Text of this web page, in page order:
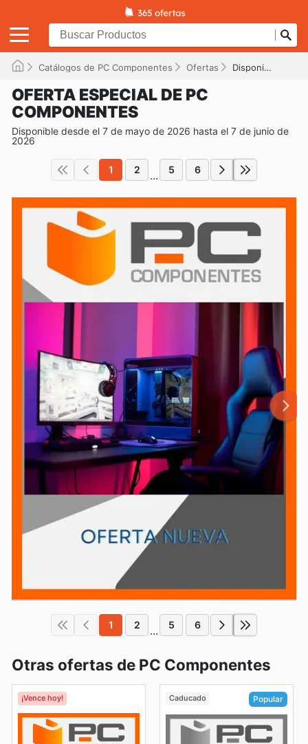
Catálogos de PC Componentes Ofertas Disponible hasta el 07/06/2026
OFERTA ESPECIAL DE PC
COMPONENTES
Disponible desde el 7 de mayo de 2026 hasta el 7 de junio de
2026
1 2 ... 5 6
1 2 ... 5 6
Otras ofertas de PC Componentes
¡Vence hoy! Caducado Popular